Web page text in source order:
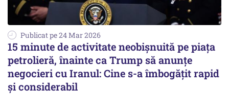
Publicat pe 24 Mar 2026
15 minute de activitate neobișnuită pe piața
petrolieră, înainte ca Trump să anunțe
negocieri cu Iranul: Cine s-a îmbogățit rapid
și considerabil